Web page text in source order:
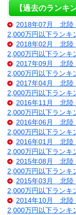
【過去のラン
2018年07月 北陸
2,000万円以下ランキ
2018年02月 北陸
2,000万円以下ランキ
2017年09月 北陸
2,000万円以下ランキ
2017年04月 北陸
2,000万円以下ランキ
2016年11月 北陸
2,000万円以下ランキ
2016年06月 北陸
2,000万円以下ランキ
2016年01月 北陸
2,000万円以下ランキ
2015年08月 北陸
2,000万円以下ランキ
2015年03月 北陸
2,000万円以下ランキ
2014年10月 北陸
2,000万円以下ランキ